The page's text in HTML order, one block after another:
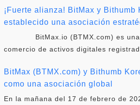
¡Fuerte alianza! BitMax y Bithumb
establecido una asociación
BitMax.io (BTMX.com) es una
comercio de activos digitales
BitMax (BTMX.com) y Bithumb
como una asociación global
En la mañana del 17 de febrero de